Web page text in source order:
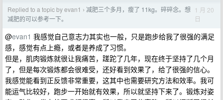
Replied to a topic by evan1 › 减肥三个多月，瘦了 11kg。碎碎念。想
减肥的可以参考一下。
1 月 20
日
@evan1 我感觉自己意志力其实也一般，只是跑步给我了很强的满足
感，感觉有点上瘾，或者是养成了习惯。
但是，肌肉锻炼就很让我痛苦，蹉跎了几年，现在终于坚持了几个月
了，但是每次锻炼都会很难受，还好看到效果了，给了很强的信心。
我感觉能看到正反馈非常重要，这其中也需要研究方法和效率。我可
能运气比较好，跑步一开始就有效果，所以就坚持下来了。锻炼对姿